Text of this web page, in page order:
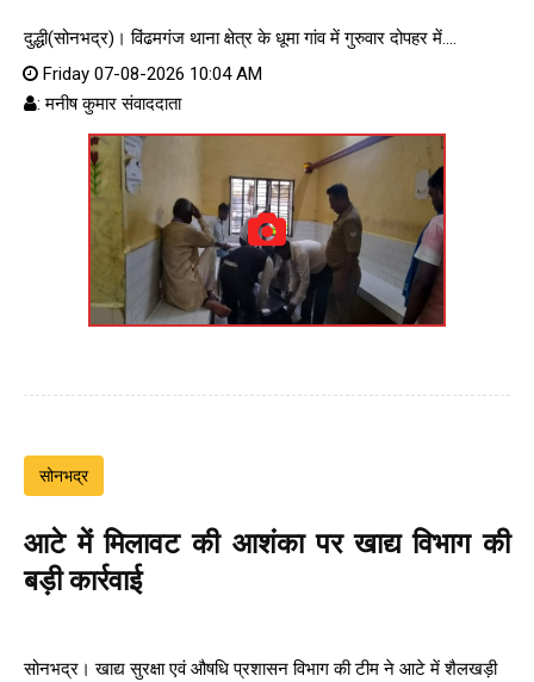
दुद्धी(सोनभद्र)। विंढमगंज थाना क्षेत्र के धूमा गांव में गुरुवार दोपहर में....
Friday 07-08-2026 10:04 AM
: मनीष कुमार संवाददाता
सोनभद्र
आटे में मिलावट की आशंका पर खाद्य विभाग की
बड़ी कार्रवाई
सोनभद्र। खाद्य सुरक्षा एवं औषधि प्रशासन विभाग की टीम ने आटे में शैलखड़ी